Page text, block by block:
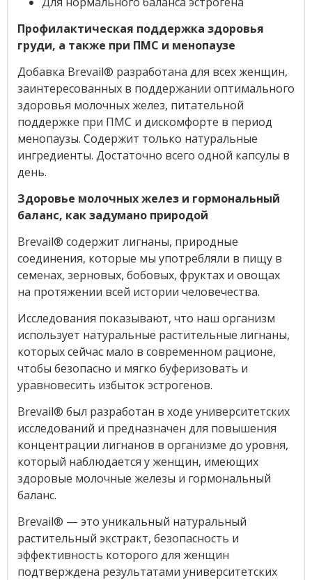
Профилактическая поддержка здоровья
груди, а также при ПМС и менопаузе
Добавка Brevail® разработана для всех женщин,
заинтересованных в поддержании оптимального
здоровья молочных желез, питательной
поддержке при ПМС и дискомфорте в период
менопаузы. Содержит только натуральные
ингредиенты. Достаточно всего одной капсулы в
день.
Здоровье молочных желез и гормональный
баланс, как задумано природой
Brevail® содержит лигнаны, природные
соединения, которые мы употребляли в пищу в
семенах, зерновых, бобовых, фруктах и овощах
на протяжении всей истории человечества.
Исследования показывают, что наш организм
использует натуральные растительные лигнаны,
которых сейчас мало в современном рационе,
чтобы безопасно и мягко буферизовать и
уравновесить избыток эстрогенов.
Brevail® был разработан в ходе университетских
исследований и предназначен для повышения
концентрации лигнанов в организме до уровня,
который наблюдается у женщин, имеющих
здоровые молочные железы и гормональный
баланс.
Brevail® — это уникальный натуральный
растительный экстракт, безопасность и
эффективность которого для женщин
подтверждена результатами университетских